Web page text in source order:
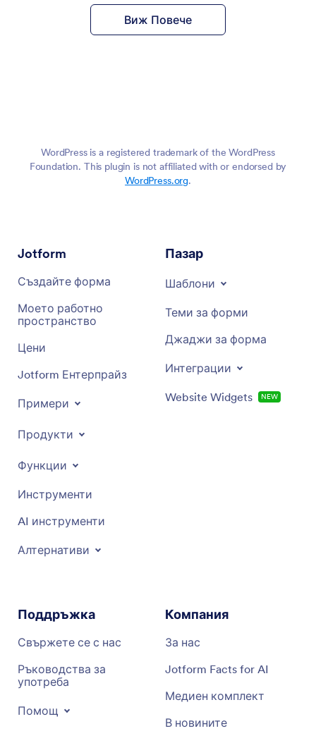
Виж Повече
WordPress is a registered trademark of the WordPress
Foundation. This plugin is not affiliated with or endorsed by
WordPress.org.
Jotform
Създайте форма
Моето работно
пространство
Цени
Jotform Ентерпрайз
Примери
Продукти
Функции
Инструменти
AI инструменти
Алтернативи
Пазар
Шаблони
Теми за форми
Джаджи за форма
Интеграции
Website Widgets NEW
Поддръжка
Свържете се с нас
Ръководства за
употреба
Помощ
Компания
За нас
Jotform Facts for AI
Медиен комплект
В новините